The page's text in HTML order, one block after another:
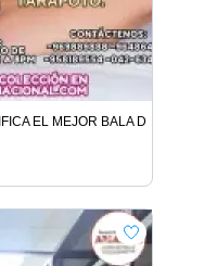
EL MEJOR BALA DISCRETA